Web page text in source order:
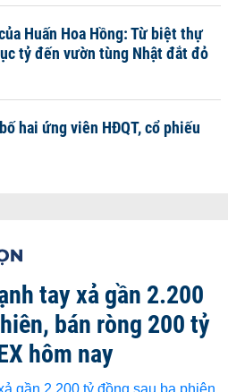
Huấn Hoa Hồng: Từ biệt thự
tỷ đến vườn tùng Nhật đắt đỏ
hai ứng viên HĐQT, cổ phiếu
tay xả gần 2.200
bán ròng 200 tỷ
hôm nay